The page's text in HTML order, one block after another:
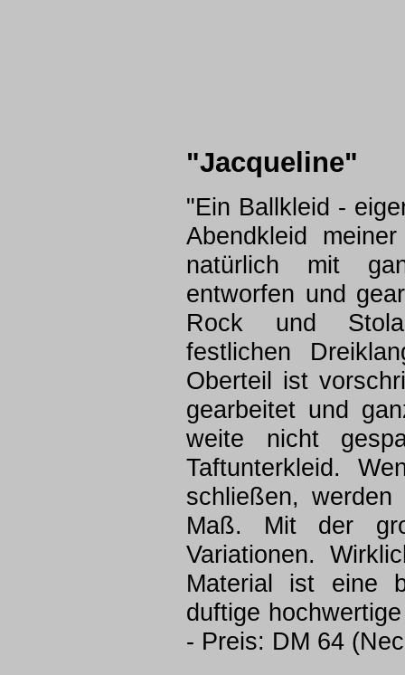
"Jacqueline"
"Ein Ballkleid -
Abendkleid
natürlich mit
entworfen und
Rock und
festlichen
Oberteil ist
gearbeitet und
weite nicht
Taftunterkleid.
schließen,
Maß. Mit der
Variationen.
Material ist eine
duftige
- Preis: DM 64